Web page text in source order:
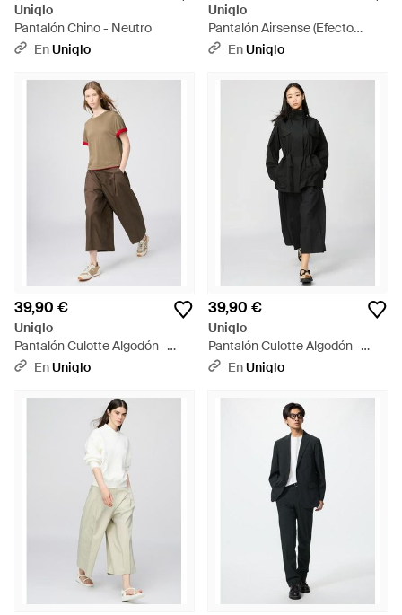
Uniqlo
Pantalón Chino - Neutro
EnUniqlo
Uniqlo
Pantalón Airsense (Efecto
Algodón) - Blanco
EnUniqlo
39,90 €
Uniqlo
Pantalón Culotte Algodón -
Neutro
EnUniqlo
39,90 €
Uniqlo
Pantalón Culotte Algodón -
Negro
EnUniqlo